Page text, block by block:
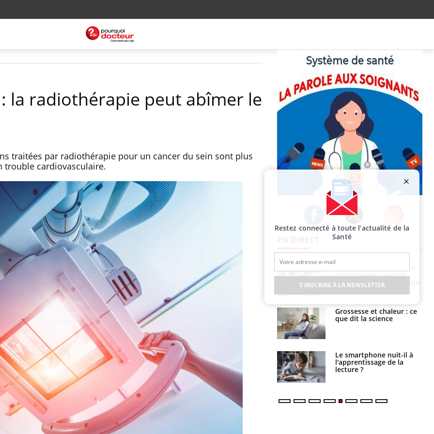
la radiothérapie peut abîmer le
traitées par radiothérapie pour un cancer du sein sont plus
trouble cardiovasculaire.
Facebook Twitter Instagram
Cytomégalovirus : ce qui
change dans la prise en
charge des femmes
enceintes
La sieste empêche-t-elle
de dormir la nuit ?
VIH : la fin du comprimé
tous les jours se profile-t-
elle enfin ?
Pourquoi votre ventre
gâche-t-il les premiers
jours de vos vacances ?
Le Viagra pourrait-il
freiner la propagation du
cancer ?
de protéines pourrait
finalement être bénéfique
Grossesse et chaleur : ce
que dit la science
Le smartphone nuit-il à
l'apprentissage de la
lecture ?
Restez connecté à toute l’actualité de la
Santé
S'INSCRIRE À LA NEWSLETTER